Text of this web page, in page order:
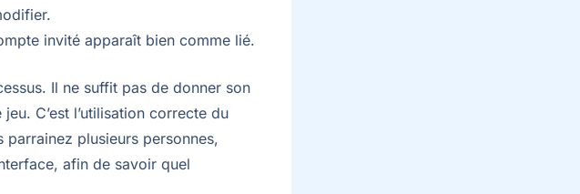
invité apparaît bien comme lié.
Il ne suffit pas de donner son
C’est l’utilisation correcte du
parrainez plusieurs personnes,
afin de savoir quel